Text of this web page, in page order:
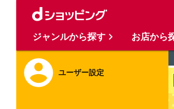
ユーザー設定
ジャンルから探す お店から